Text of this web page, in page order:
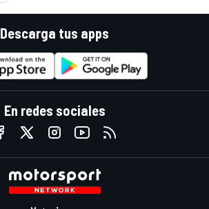
Descarga tus apps
En redes sociales